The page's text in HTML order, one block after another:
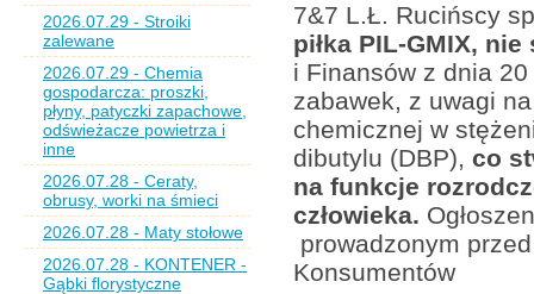
2026.07.29 - Stroiki
zalewane
2026.07.29 - Chemia
gospodarcza: proszki,
płyny, patyczki zapachowe,
odświeżacze powietrza i
inne
2026.07.28 - Ceraty,
obrusy, worki na śmieci
2026.07.28 - Maty stołowe
2026.07.28 - KONTENER -
Gąbki florystyczne
7&7 L.Ł. Rucińscy
piłka PIL-GMIX,
i Finansów z dnia
zabawek, z uwagi
chemicznej w
dibutylu (DBP), co
na funkcje
człowieka.
prowadzonym
Konsumentów